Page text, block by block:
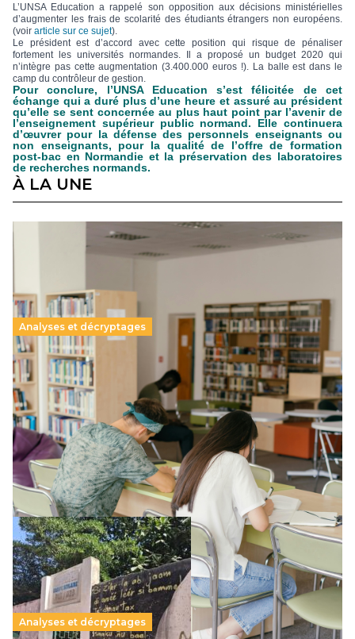
L’UNSA Education a rappelé son opposition aux décisions ministérielles
d’augmenter les frais de scolarité des étudiants étrangers non européens.
(voir article sur ce sujet).
Le président est d’accord avec cette position qui risque de pénaliser
fortement les universités normandes. Il a proposé un budget 2020 qui
n’intègre pas cette augmentation (3.400.000 euros !). La balle est dans le
camp du contrôleur de gestion.
Pour conclure, l’UNSA Education s’est félicitée de cet
échange qui a duré plus d’une heure et assuré au président
qu’elle se sent concernée au plus haut point par l’avenir de
l’enseignement supérieur public normand. Elle continuera
d’œuvrer pour la défense des personnels enseignants ou
non enseignants, pour la qualité de l’offre de formation
post-bac en Normandie et la préservation des laboratoires
de recherches normands.
À LA UNE
Analyses et décryptages
Supérieur privé : une dérive qui met à mal la
promesse républicaine
11 juillet 2026-
Le projet de loi sur la régulation de l’enseignement
supérieur privé met en lumière l’amplification d’un système
qui relègue l’acte pédagogique au superfétatoire, voire à…
Lire la suite →
Analyses et décryptages